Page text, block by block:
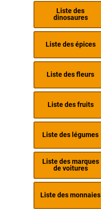
Liste des
dinosaures
Liste des épices
Liste des fleurs
Liste des fruits
Liste des légumes
Liste des marques
de voitures
Liste des monnaies